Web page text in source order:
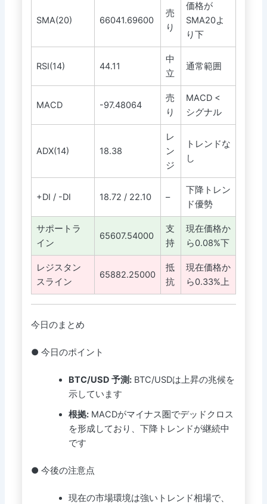
SMA(20) 66041.69600
売
り
価格が
SMA20よ
り下
RSI(14) 44.11
中
立
通常範囲
MACD -97.48064
売
り
MACD <
シグナル
ADX(14) 18.38
レ
ン
ジ
トレンドな
し
+DI / -DI 18.72 / 22.10 –
下降トレン
ド優勢
サポートラ
イン
65607.54000
支
持
現在価格か
ら0.08%下
レジスタン
スライン
65882.25000
抵
抗
現在価格か
ら0.33%上
今日のまとめ
● 今日のポイント
BTC/USD 予測: BTC/USDは上昇の兆候を
示しています
根拠: MACDがマイナス圏でデッドクロス
を形成しており、下降トレンドが継続中
です
● 今後の注意点
現在の市場環境は強いトレンド相場で、